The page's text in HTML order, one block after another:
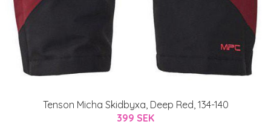
Tenson Micha Skidbyxa, Deep Red, 134-140
399 SEK